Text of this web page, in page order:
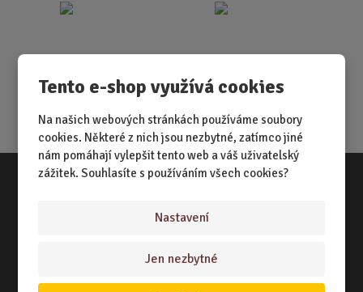
Tento e-shop využívá cookies
Na našich webových stránkách používáme soubory
cookies. Některé z nich jsou nezbytné, zatímco jiné
nám pomáhají vylepšit tento web a váš uživatelský
zážitek. Souhlasíte s používáním všech cookies?
Nastavení
Jen nezbytné
Vše o nákupu
TERMÍNY ODESLÁNÍ ZBOŽÍ